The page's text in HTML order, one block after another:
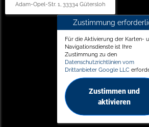
Adam-Opel-Str. 1, 33334 Gütersloh
Zustimmung
Für die Aktivierung der Karten-
Navigationsdienste ist Ihre
Zustimmung zu den
Datenschutzrichtlinien vom
Drittanbieter Google LLC
Zustimmen und
aktivieren